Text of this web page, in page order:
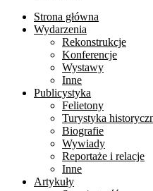
Strona główna
Wydarzenia
Rekonstrukcje
Konferencje
Wystawy
Inne
Publicystyka
Felietony
Turystyka
Biografie
Wywiady
Reportaże i relacje
Inne
Artykuły